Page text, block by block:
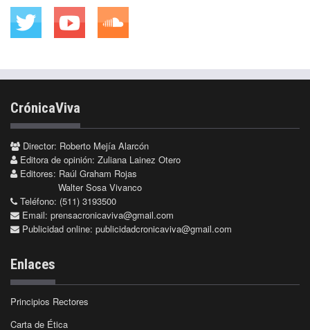
CrónicaViva
Director: Roberto Mejía Alarcón
Editora de opinión: Zuliana Lainez Otero
Editores: Raúl Graham Rojas
Walter Sosa Vivanco
Teléfono: (511) 3193500
Email: prensacronicaviva@gmail.com
Publicidad online: publicidadcronicaviva@gmail.com
Enlaces
Principios Rectores
Carta de Ética